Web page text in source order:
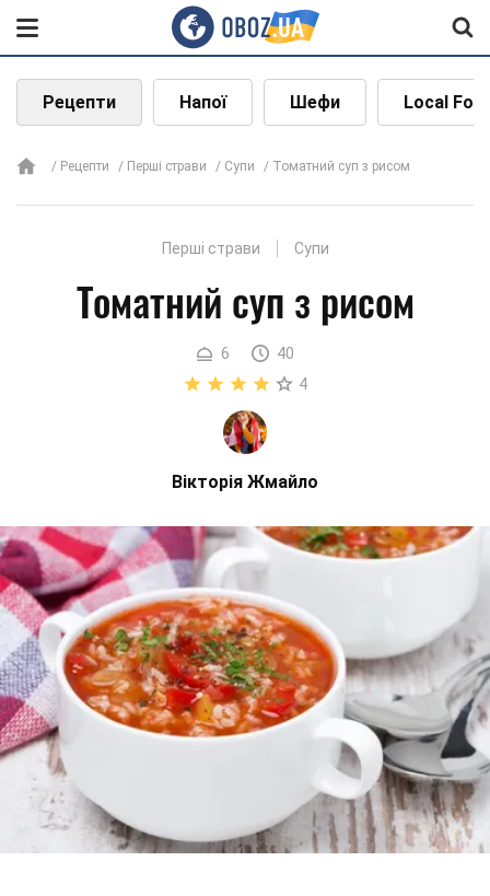
Рецепти Напої Шефи Local
Рецепти Перші страви Супи Томатний суп з рисом
Перші страви Супи
Томатний суп з рисом
6
40
4
Вікторія Жмайло